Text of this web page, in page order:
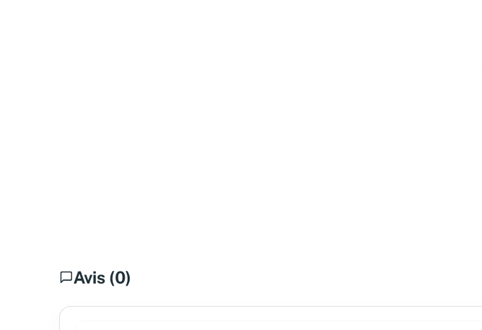
Avis (0)